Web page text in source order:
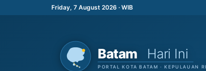
Friday, 7 August 2026 · WIB